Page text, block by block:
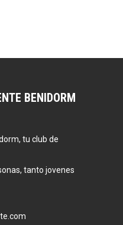
BENIDORM
tu club de
tanto jovenes